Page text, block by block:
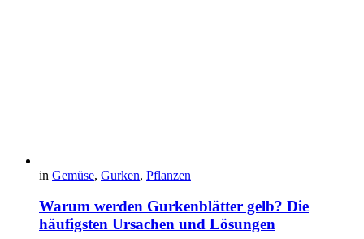
in Gemüse, Gurken, Pflanzen
Warum werden Gurkenblätter gelb? Die
häufigsten Ursachen und Lösungen